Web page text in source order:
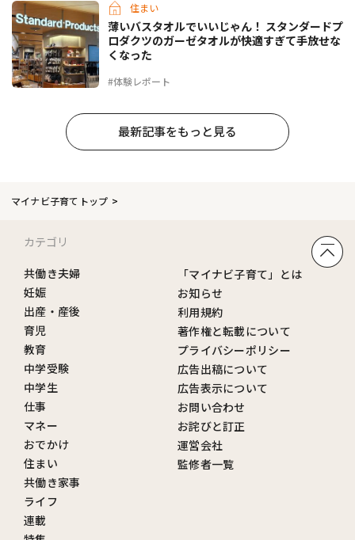
住まい
#体験レポート
薄いバスタオルでいいじゃん！ スタンダードプ
ロダクツのガーゼタオルが快適すぎて手放せな
くなった
最新記事をもっと見る
マイナビ子育てトップ
カテゴリ
共働き夫婦
妊娠
出産・産後
育児
教育
中学受験
中学生
仕事
マネー
おでかけ
住まい
共働き家事
ライフ
連載
「マイナビ子育て」とは
お知らせ
利用規約
著作権と転載について
プライバシーポリシー
広告出稿について
広告表示について
お問い合わせ
お詫びと訂正
運営会社
監修者一覧